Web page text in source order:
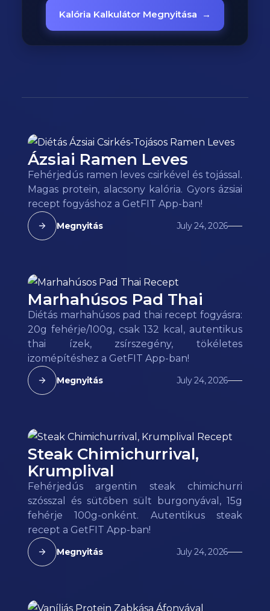
Kalória Kalkulátor Megnyitása →
Ázsiai Ramen Leves
Fehérjedús ramen leves csirkével és tojással.
Magas protein, alacsony kalória. Gyors ázsiai
recept fogyáshoz a GetFIT App-ban!
Megnyitás July 24, 2026
Marhahúsos Pad Thai
Diétás marhahúsos pad thai recept fogyásra:
20g fehérje/100g, csak 132 kcal, autentikus
thai ízek, zsírszegény, tökéletes
izomépítéshez a GetFIT App-ban!
Megnyitás July 24, 2026
Steak Chimichurrival,
Krumplival
Fehérjedús argentin steak chimichurri
szósszal és sütőben sült burgonyával, 15g
fehérje 100g-onként. Autentikus steak
recept a GetFIT App-ban!
Megnyitás July 24, 2026